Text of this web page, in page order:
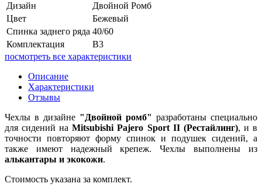
Дизайн
Двойной Ромб
Цвет
Бежевый
Спинка заднего ряда 40/60
Комплектация
В3
посмотреть все характеристики
Описание
Характеристики
Отзывы
Чехлы в дизайне "Двойной ромб" разработаны специально
для сидений наMitsubishi Pajero Sport II (Рестайлинг), и в
точности повторяют форму спинок и подушек сидений, а
также имеют надежный крепеж. Чехлы выполнены из
алькантары и экокожи.
Стоимость указана за комплект.